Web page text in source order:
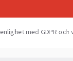
med GDPR och